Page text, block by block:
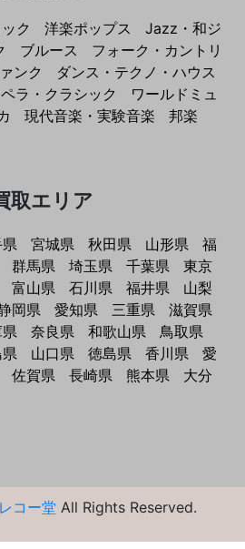
ク 洋楽ポップス
Jazz・和ジ
ブルース
フォーク・カントリ
ンク
ダンス・テクノ・ハウス
ラ・クラシック
ワールドミュ
現代音楽・実験音楽 邦楽
取エリア
宮城県 秋田県 山形県
福
群馬県 埼玉県 千葉県
東京
富山県 石川県 福井県
山梨
岡県 愛知県 三重県
滋賀県
奈良県 和歌山県
鳥取県
山口県 徳島県 香川県
愛
佐賀県 長崎県 熊本県
大分
レコー堂 All Rights Reserved.